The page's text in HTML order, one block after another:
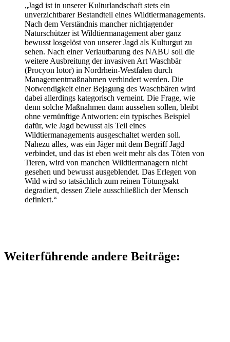
„Jagd ist in unserer Kulturlandschaft stets ein
unverzichtbarer Bestandteil eines Wildtiermanagements.
Nach dem Verständnis mancher nichtjagender
Naturschützer ist Wildtiermanagement aber ganz
bewusst losgelöst von unserer Jagd als Kulturgut zu
sehen. Nach einer Verlautbarung des NABU soll die
weitere Ausbreitung der invasiven Art Waschbär
(Procyon lotor) in Nordrhein-Westfalen durch
Managementmaßnahmen verhindert werden. Die
Notwendigkeit einer Bejagung des Waschbären wird
dabei allerdings kategorisch verneint. Die Frage, wie
denn solche Maßnahmen dann aussehen sollen, bleibt
ohne vernünftige Antworten: ein typisches Beispiel
dafür, wie Jagd bewusst als Teil eines
Wildtiermanagements ausgeschaltet werden soll.
Nahezu alles, was ein Jäger mit dem Begriff Jagd
verbindet, und das ist eben weit mehr als das Töten von
Tieren, wird von manchen Wildtiermanagern nicht
gesehen und bewusst ausgeblendet. Das Erlegen von
Wild wird so tatsächlich zum reinen Tötungsakt
degradiert, dessen Ziele ausschließlich der Mensch
definiert.“
Weiterführende andere Beiträge: